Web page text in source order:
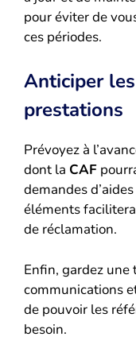
pour éviter de
ces périodes.
Anticiper
prestations
Prévoyez à
dont la CAF
demandes
éléments
de réclamation.
Enfin, gardez une
communications
de pouvoir les
besoin.